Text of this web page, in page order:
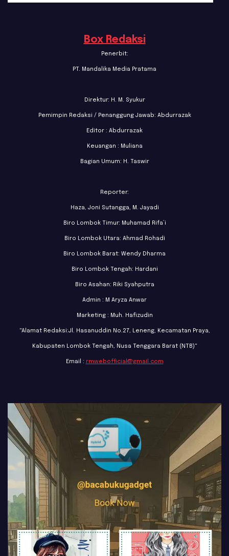
Box Redaksi
Penerbit:
PT. Mandalika Media Pratama
Direktur: H. M. Syukur
Pemimpin Redaksi / Penanggung Jawab: Abdurrazak
Editor : Abdurrazak
Keuangan : Muliana
Bagian Umum: H. Taswir
Reporter:
Haza, Joni Sutangga, M. Jayadi
Biro Lombok Timur: Muhamad Rifa’i
Biro Lombok Utara: Ahmad Rohadi
Biro Lombok Barat: Wendy Dharma
Biro Lombok Tengah: Hardani
Biro Asahan: Riki Syahputra
Admin : M Aryza Anwar
Marketing : Muh. Hafizudin
"Alamat Redaksi:Jl. Hasanuddin No.27, Leneng, Kecamatan Praya,
Kabupaten Lombok Tengah, Nusa Tenggara Barat (NTB)"
Email : rmwebofficial@gmail.com